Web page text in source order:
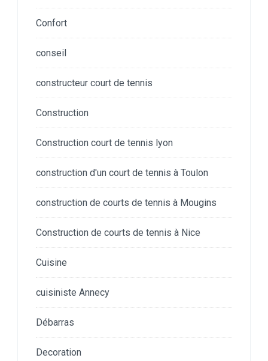
Confort
conseil
constructeur court de tennis
Construction
Construction court de tennis lyon
construction d'un court de tennis à Toulon
construction de courts de tennis à Mougins
Construction de courts de tennis à Nice
Cuisine
cuisiniste Annecy
Débarras
Decoration